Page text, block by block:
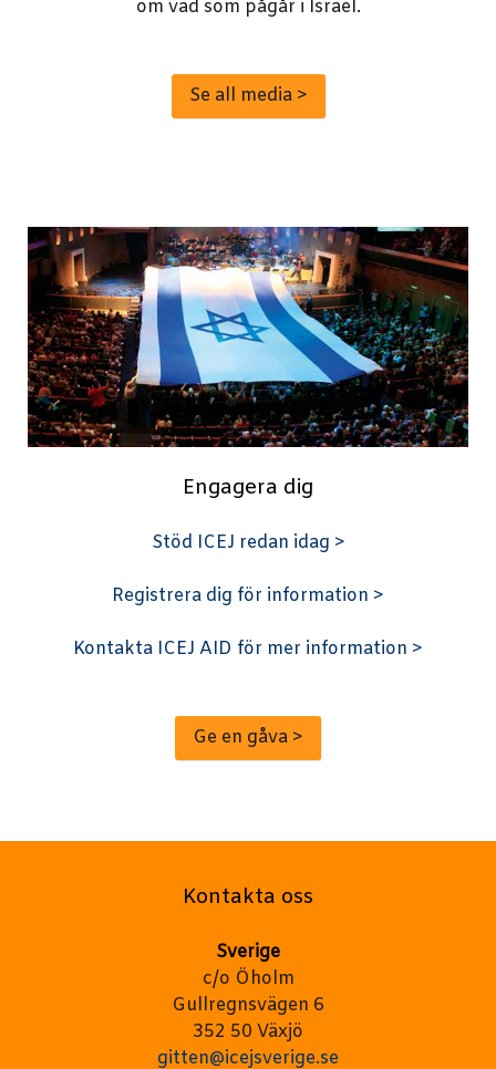
om vad som pågår i Israel.
Se all media >
Engagera dig
Stöd ICEJ redan idag >
Registrera dig för information >
Kontakta ICEJ AID för mer information >
Ge en gåva >
Kontakta oss
Sverige
c/o Öholm
Gullregnsvägen 6
352 50 Växjö
gitten@icejsverige.se